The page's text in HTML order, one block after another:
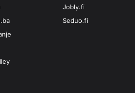
Jobly.fi
Seduo.fi